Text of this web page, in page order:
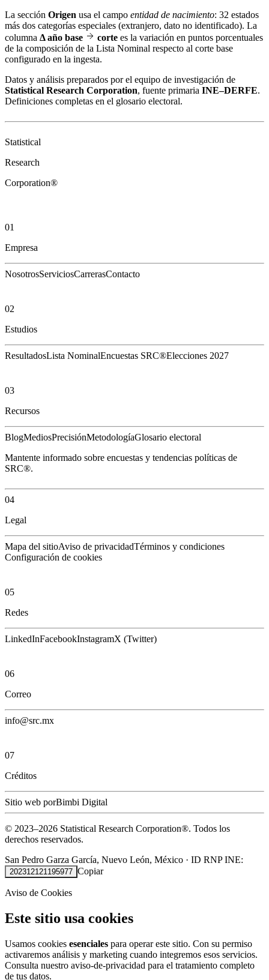
La sección Origen usa el campo entidad de nacimiento: 32 estados
más dos categorías especiales (extranjero, dato no identificado). La
columna Δ año base corte es la variación en puntos porcentuales
de la composición de la Lista Nominal respecto al corte base
configurado en la ingesta.
Datos y análisis preparados por el equipo de investigación de
Statistical Research Corporation, fuente primaria INE–DERFE.
Definiciones completas en el glosario electoral.
Statistical
Research
Corporation®
01
Empresa
NosotrosServiciosCarrerasContacto
02
Estudios
ResultadosLista NominalEncuestas SRC®Elecciones 2027
03
Recursos
BlogMediosPrecisiónMetodologíaGlosario electoral
Mantente informado sobre encuestas y tendencias políticas de
SRC®.
04
Legal
Mapa del sitioAviso de privacidadTérminos y condiciones
Configuración de cookies
05
Redes
LinkedInFacebookInstagramX (Twitter)
06
Correo
info@src.mx
07
Créditos
Sitio web porBimbi Digital
© 2023–2026 Statistical Research Corporation®. Todos los
derechos reservados.
San Pedro Garza García, Nuevo León, México · ID RNP INE:
202312121195977 Copiar
Aviso de Cookies
Este sitio usa cookies
Usamos cookies esenciales para operar este sitio. Con su permiso
activaremos análisis y marketing cuando integremos esos servicios.
Consulta nuestro aviso-de-privacidad para el tratamiento completo
de tus datos.